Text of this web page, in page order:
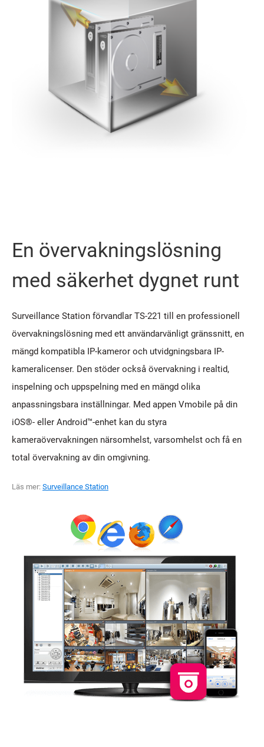
En övervakningslösning
med säkerhet dygnet runt
Surveillance Station förvandlar TS-221 till en professionell
övervakningslösning med ett användarvänligt gränssnitt, en
mängd kompatibla IP-kameror och utvidgningsbara IP-
kameralicenser. Den stöder också övervakning i realtid,
inspelning och uppspelning med en mängd olika
anpassningsbara inställningar. Med appen Vmobile på din
iOS®- eller Android™-enhet kan du styra
kameraövervakningen närsomhelst, varsomhelst och få en
total övervakning av din omgivning.
Läs mer: Surveillance Station